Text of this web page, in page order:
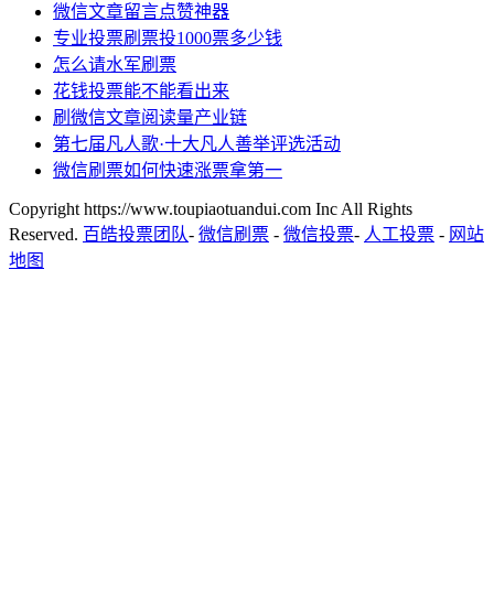
微信文章留言点赞神器
专业投票刷票投1000票多少钱
怎么请水军刷票
花钱投票能不能看出来
刷微信文章阅读量产业链
第七届凡人歌·十大凡人善举评选活动
微信刷票如何快速涨票拿第一
Copyright https://www.toupiaotuandui.com Inc All Rights
Reserved. 百皓投票团队- 微信刷票 - 微信投票- 人工投票 - 网站
地图